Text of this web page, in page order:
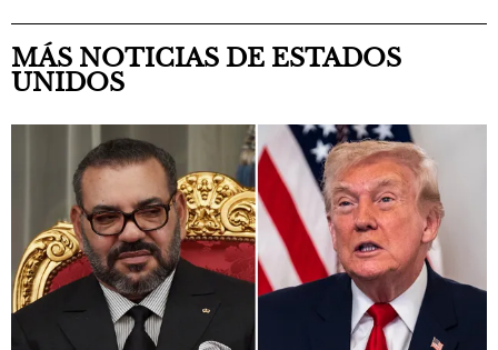
MÁS NOTICIAS DE ESTADOS
UNIDOS